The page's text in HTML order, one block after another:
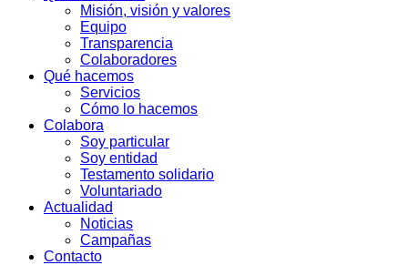
Misión, visión y valores
Equipo
Transparencia
Colaboradores
Qué hacemos
Servicios
Cómo lo hacemos
Colabora
Soy particular
Soy entidad
Testamento solidario
Voluntariado
Actualidad
Noticias
Campañas
Contacto